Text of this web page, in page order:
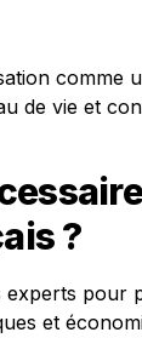
comme
de vie et
?
pour
et